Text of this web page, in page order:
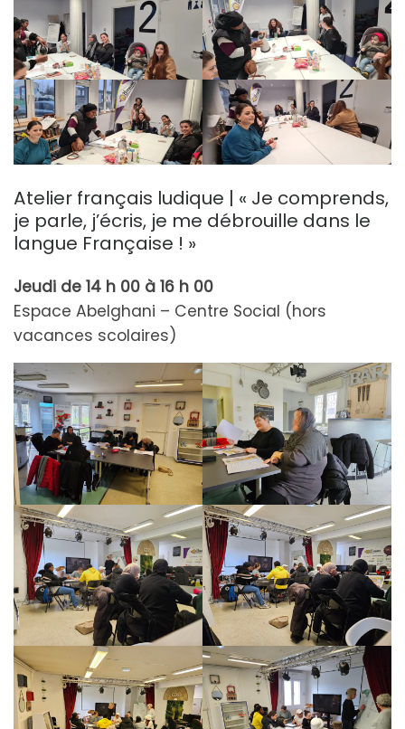
Atelier français ludique | « Je comprends,
je parle, j’écris, je me débrouille dans le
langue Française ! »
Jeudi de 14 h 00 à 16 h 00
Espace Abelghani – Centre Social (hors
vacances scolaires)